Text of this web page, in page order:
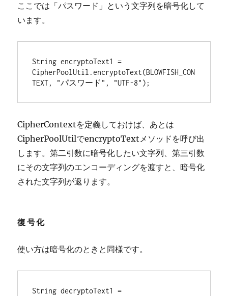
ここでは「パスワード」という文字列を暗号化して
います。
String encryptoText1 =
CipherPoolUtil.encryptoText(BLOWFISH_CON
TEXT, "パスワード", "UTF-8");
CipherContextを定義しておけば、あとは
CipherPoolUtilでencryptoTextメソッドを呼び出
します。第二引数に暗号化したい文字列、第三引数
にその文字列のエンコーディングを渡すと、暗号化
された文字列が返ります。
復号化
使い方は暗号化のときと同様です。
String decryptoText1 =